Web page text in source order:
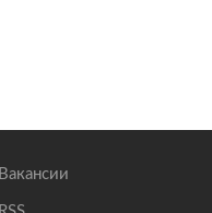
Вакансии